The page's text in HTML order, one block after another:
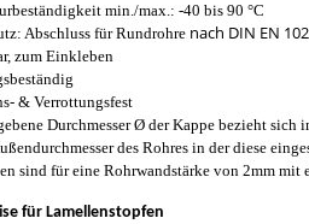
min./max.: -40 bis 90 °C
Abschluss für Rundrohre nach DIN EN
zum Einkleben
& Verrottungsfest
Durchmesser Ø der Kappe bezieht sich
des Rohres in der diese
sind für eine Rohrwandstärke von 2mm mit
für Lamellenstopfen